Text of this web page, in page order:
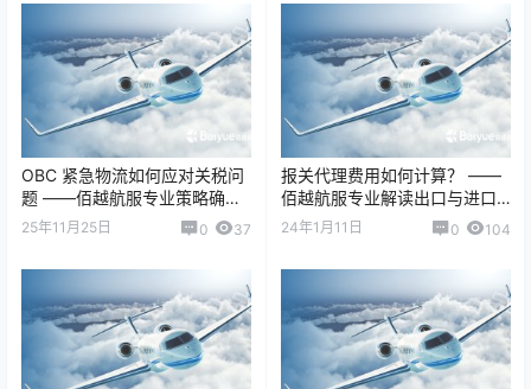
OBC 紧急物流如何应对关税问
题 ——佰越航服专业策略确保
紧急货物快速通关与合规交付
25年11月25日 0 37
报关代理费用如何计算？ ——
佰越航服专业解读出口与进口
报关费用构成 报关代理费用是
24年1月11日 0 104